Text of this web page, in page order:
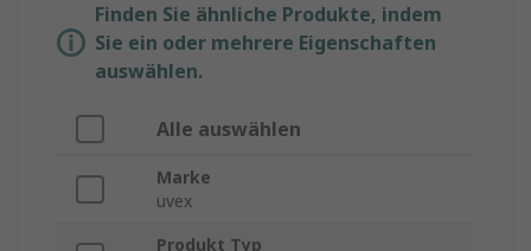
Finden Sie ähnliche Produkte, indem
Sie ein oder mehrere Eigenschaften
auswählen.
Alle auswählen
Marke
uvex
Produkt Typ